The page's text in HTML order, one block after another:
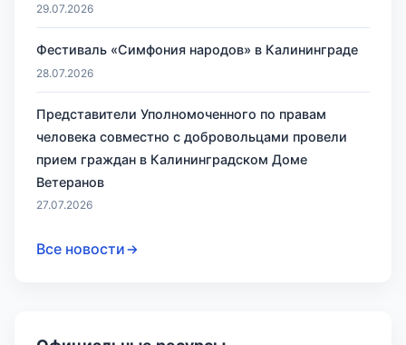
29.07.2026
Фестиваль «Симфония народов» в Калининграде
28.07.2026
Представители Уполномоченного по правам
человека совместно с добровольцами провели
прием граждан в Калининградском Доме
Ветеранов
27.07.2026
Все новости